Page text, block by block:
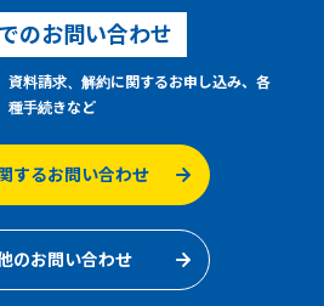
のお問い合わせ
資料請求、解約に関するお申し込み、各
種手続きなど
するお問い合わせ
のお問い合わせ